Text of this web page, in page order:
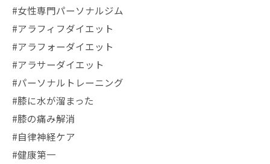
#女性専門パーソナルジム
#アラフィフダイエット
#アラフォーダイエット
#アラサーダイエット
#パーソナルトレーニング
#膝に水が溜まった
#膝の痛み解消
#自律神経ケア
#健康第一